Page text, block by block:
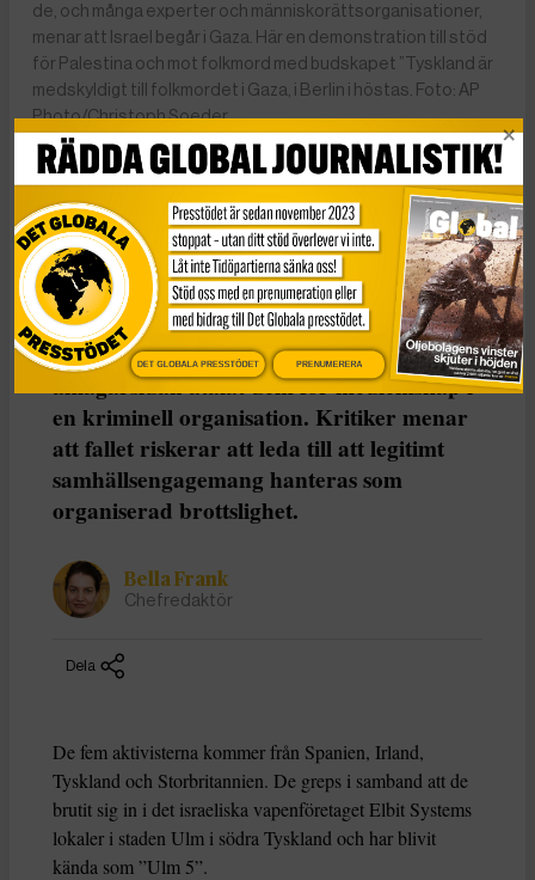
de, och många experter och människorättsorganisationer,
menar att Israel begår i Gaza. Här en demonstration till stöd
för Palestina och mot folkmord med budskapet ”Tyskland är
medskyldigt till folkmordet i Gaza, i Berlin i höstas. Foto: AP
Photo/Christoph Soeder
Fem aktivister som förra året förstörde
material i det israeliska vapenföretaget
Elbit Systems lokaler i Tyskland står inför
rätta. Palestine Action Germany är inte
förbjuden i Tyskland. Trots det har
åklagarsidan åtalat dem för medlemskap i
en kriminell organisation. Kritiker menar
att fallet riskerar att leda till att legitimt
samhällsengagemang hanteras som
organiserad brottslighet.
Bella Frank
Chefredaktör
Dela
De fem aktivisterna kommer från Spanien, Irland,
Tyskland och Storbritannien. De greps i samband att de
brutit sig in i det israeliska vapenföretaget Elbit Systems
lokaler i staden Ulm i södra Tyskland och har blivit
kända som ”Ulm 5”.
DET GLOBALA PRESSTÖDET PRENUMERERA